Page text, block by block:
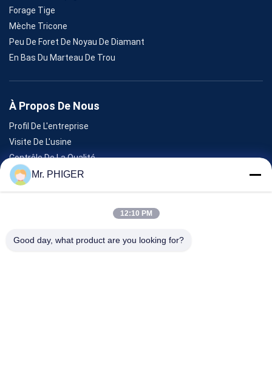
Forage Tige
Mèche Tricone
Peu De Foret De Noyau De Diamant
En Bas Du Marteau De Trou
À Propos De Nous
Profil De L'entreprise
Visite De L'usine
Contrôle De La Qualité
Plan Du Site
Événements
Mr. PHIGER
12:10 PM
Good day, what product are you looking for?